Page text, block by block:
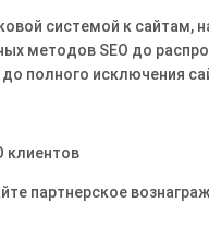
системой к
методов SEO до
полного исключения
клиентов
партнерское